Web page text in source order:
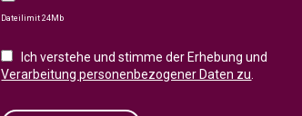
Dateilimit 24Mb
Ich verstehe und stimme der Erhebung und
Verarbeitung personenbezogener Daten zu